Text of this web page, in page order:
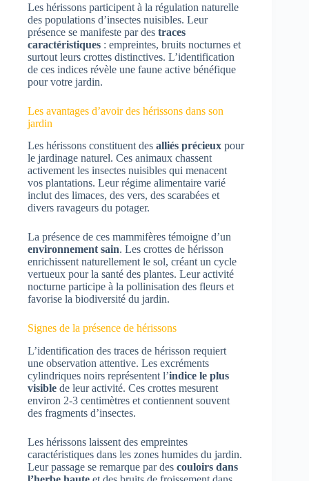
Les hérissons participent à la régulation naturelle
des populations d’insectes nuisibles. Leur
présence se manifeste par des traces
caractéristiques : empreintes, bruits nocturnes et
surtout leurs crottes distinctives. L’identification
de ces indices révèle une faune active bénéfique
pour votre jardin.
Les avantages d’avoir des hérissons dans son
jardin
Les hérissons constituent des alliés précieux pour
le jardinage naturel. Ces animaux chassent
activement les insectes nuisibles qui menacent
vos plantations. Leur régime alimentaire varié
inclut des limaces, des vers, des scarabées et
divers ravageurs du potager.
La présence de ces mammifères témoigne d’un
environnement sain. Les crottes de hérisson
enrichissent naturellement le sol, créant un cycle
vertueux pour la santé des plantes. Leur activité
nocturne participe à la pollinisation des fleurs et
favorise la biodiversité du jardin.
Signes de la présence de hérissons
L’identification des traces de hérisson requiert
une observation attentive. Les excréments
cylindriques noirs représentent l’indice le plus
visible de leur activité. Ces crottes mesurent
environ 2-3 centimètres et contiennent souvent
des fragments d’insectes.
Les hérissons laissent des empreintes
caractéristiques dans les zones humides du jardin.
Leur passage se remarque par des couloirs dans